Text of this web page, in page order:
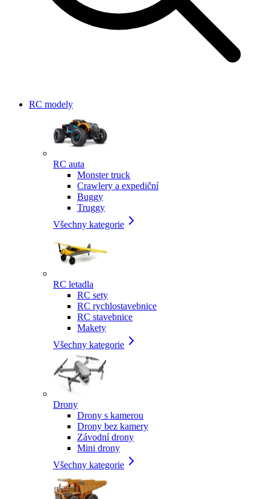
RC modely
RC auta
Monster truck
Crawlery a expediční
Buggy
Truggy
Všechny kategorie
RC letadla
RC sety
RC rychlostavebnice
RC stavebnice
Makety
Všechny kategorie
Drony
Drony s kamerou
Drony bez kamery
Závodní drony
Mini drony
Všechny kategorie